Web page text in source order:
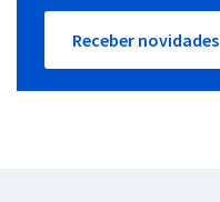
Receber novidades